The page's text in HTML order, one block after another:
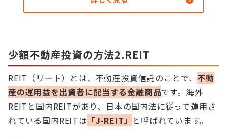
少額不動産投資の方法2.REIT
REIT（リート）とは、不動産投資信託のことで、不動
産の運用益を出資者に配当する金融商品です。海外
REITと国内REITがあり、日本の国内法に従って運用さ
れている国内REITは 「J-REIT」 と呼ばれています。